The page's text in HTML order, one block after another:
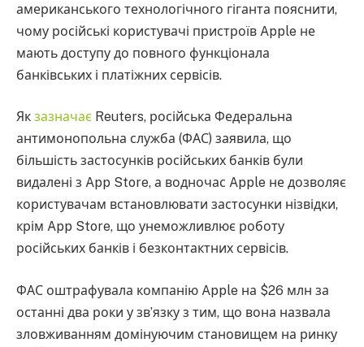
американського технологічного гіганта пояснити,
чому російські користувачі пристроїв Apple не
мають доступу до повного функціонала
банківських і платіжних сервісів.
Як зазначає Reuters, російська Федеральна
антимонопольна служба (ФАС) заявила, що
більшість застосунків російських банків були
видалені з App Store, а водночас Apple не дозволяє
користувачам встановлювати застосунки нізвідки,
крім App Store, що унеможливлює роботу
російських банків і безконтактних сервісів.
ФАС оштрафувала компанію Apple на $26 млн за
останні два роки у зв’язку з тим, що вона назвала
зловживанням домінуючим становищем на ринку